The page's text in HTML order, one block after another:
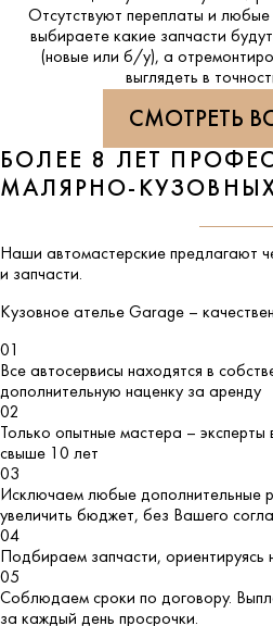
Отсутствуют переплаты и
выбираете какие запчасти
(новые или б/у), а
выглядеть в
СМОТРЕТЬ
БОЛЕЕ 8 ЛЕТ
МАЛЯРНО-КУЗОВНЫХ
Наши автомастерские предлагают
и запчасти.
Кузовное ателье Garage –
01
Все автосервисы находятся в
дополнительную наценку за аренду
02
Только опытные мастера –
свыше 10 лет
03
Исключаем любые дополнительные
увеличить бюджет, без Вашего
04
Подбираем запчасти, ориентируясь
05
Соблюдаем сроки по договору.
за каждый день просрочки.